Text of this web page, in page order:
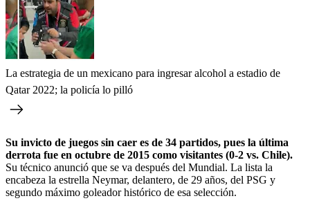
La estrategia de un mexicano para ingresar alcohol a estadio de
Qatar 2022; la policía lo pilló
Su invicto de juegos sin caer es de 34 partidos, pues la última
derrota fue en octubre de 2015 como visitantes (0-2 vs. Chile).
Su técnico anunció que se va después del Mundial. La lista la
encabeza la estrella Neymar, delantero, de 29 años, del PSG y
segundo máximo goleador histórico de esa selección.